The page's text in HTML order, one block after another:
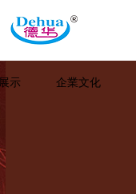
示 企業文化